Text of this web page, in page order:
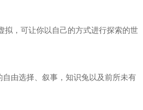
拟，可让你以自己的方式进行探索的世
由选择、叙事，知识兔以及前所未有